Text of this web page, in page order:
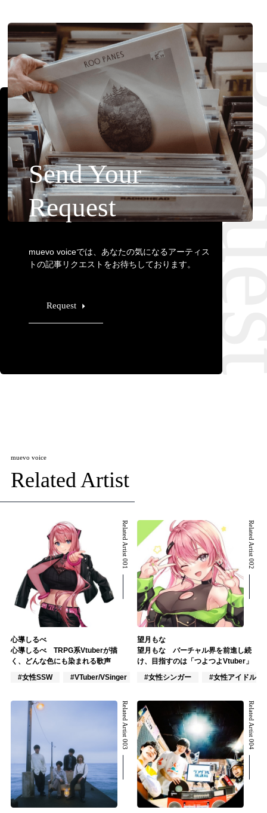
Send Your
Request
muevo voiceでは、あなたの気になるアーティス
トの記事リクエストをお待ちしております。
Request
muevo voice
Related Artist
Related Artist 001
心導しるべ
心導しるべ TRPG系Vtuberが描
く、どんな色にも染まれる歌声
#女性SSW
#VTuber/VSinger #VOCALOID
Related Artist 002
望月もな
望月もな バーチャル界を前進し続
け、目指すのは「つよつよVtuber」
#女性シンガー
#女性アイドル
Related Artist 003 Related Artist 004